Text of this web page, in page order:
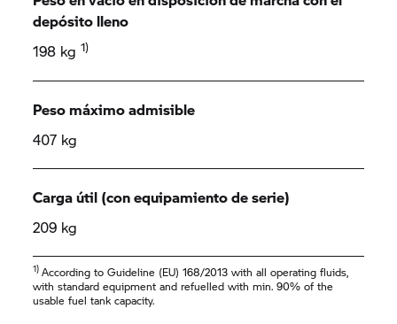
depósito lleno
198 kg1)
Peso máximo admisible
407 kg
Carga útil (con equipamiento de serie)
209 kg
1) According to Guideline (EU) 168/2013 with all operating fluids,
with standard equipment and refuelled with min. 90% of the
usable fuel tank capacity.